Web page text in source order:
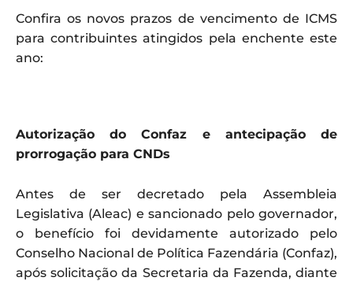
Confira os novos prazos de vencimento de ICMS
para contribuintes atingidos pela enchente este
ano:
Autorização do Confaz e antecipação de
prorrogação para CNDs
Antes de ser decretado pela Assembleia
Legislativa (Aleac) e sancionado pelo governador,
o benefício foi devidamente autorizado pelo
Conselho Nacional de Política Fazendária (Confaz),
após solicitação da Secretaria da Fazenda, diante